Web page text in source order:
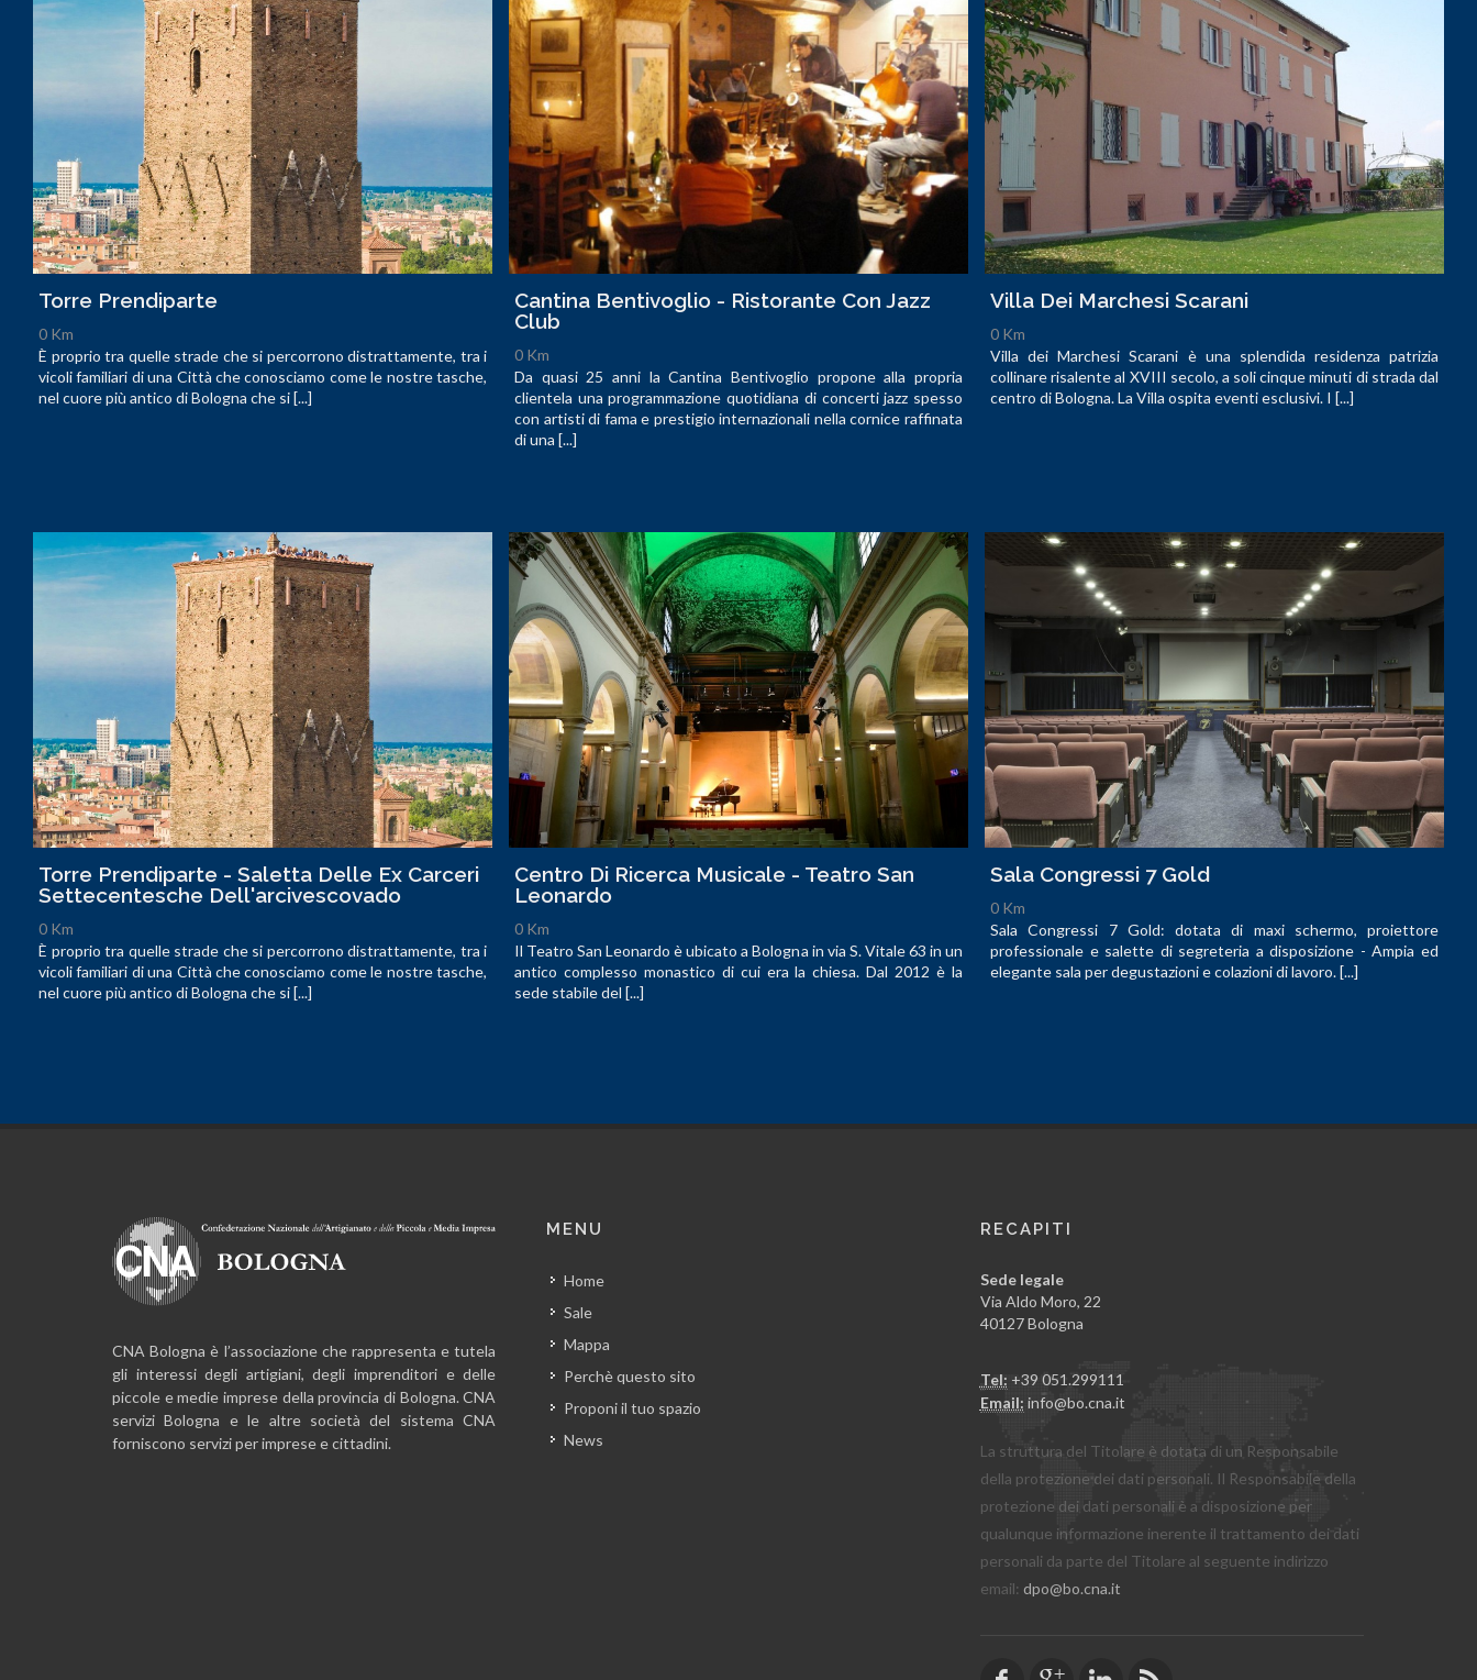
Torre Prendiparte
0 Km
È proprio tra quelle strade che si percorrono distrattamente, tra i
vicoli familiari di una Città che conosciamo come le nostre tasche,
nel cuore più antico di Bologna che si [...]
Cantina Bentivoglio - Ristorante Con Jazz
Club
0 Km
Da quasi 25 anni la Cantina Bentivoglio propone alla propria
clientela una programmazione quotidiana di concerti jazz spesso
con artisti di fama e prestigio internazionali nella cornice raffinata
di una [...]
Villa Dei Marchesi Scarani
0 Km
Villa dei Marchesi Scarani è una splendida residenza patrizia
collinare risalente al XVIII secolo, a soli cinque minuti di strada dal
centro di Bologna. La Villa ospita eventi esclusivi. I [...]
Torre Prendiparte - Saletta Delle Ex Carceri
Settecentesche Dell'arcivescovado
0 Km
È proprio tra quelle strade che si percorrono distrattamente, tra i
vicoli familiari di una Città che conosciamo come le nostre tasche,
nel cuore più antico di Bologna che si [...]
Centro Di Ricerca Musicale - Teatro San
Leonardo
0 Km
Il Teatro San Leonardo è ubicato a Bologna in via S. Vitale 63 in un
antico complesso monastico di cui era la chiesa. Dal 2012 è la
sede stabile del [...]
Sala Congressi 7 Gold
0 Km
Sala Congressi 7 Gold: dotata di maxi schermo, proiettore
professionale e salette di segreteria a disposizione - Ampia ed
elegante sala per degustazioni e colazioni di lavoro. [...]
CNA Bologna è l’associazione che rappresenta e tutela
gli interessi degli artigiani, degli imprenditori e delle
piccole e medie imprese della provincia di Bologna. CNA
servizi Bologna e le altre società del sistema CNA
forniscono servizi per imprese e cittadini.
MENU
Home
Sale
Mappa
Perchè questo sito
Proponi il tuo spazio
News
RECAPITI
Sede legale
Via Aldo Moro, 22
40127 Bologna
Tel: +39 051.299111
Email: info@bo.cna.it
La struttura del Titolare è dotata di un Responsabile
della protezione dei dati personali. Il Responsabile della
protezione dei dati personali è a disposizione per
qualunque informazione inerente il trattamento dei dati
personali da parte del Titolare al seguente indirizzo
email: dpo@bo.cna.it